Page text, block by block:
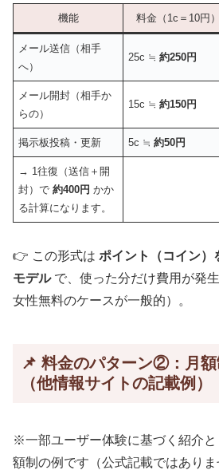
機能 料金（1c＝10円）
メール送信（相手
へ）
25c ≒約250円
メール開封（相手か
らの）
15c ≒約150円
掲示板投稿・更新 5c ≒約50円
→ 1往復（送信＋開
封）で約400円 かか
る計算になります。
👉 この形式は ポイント（コイン）
モデルで、使った分だけ費用が発
女性無料のケースが一般的）。
📌 料金のパターン②：月
（他情報サイトの記載例）
※一部ユーザー体験に基づく紹介と
額制の例です（公式記載ではあり